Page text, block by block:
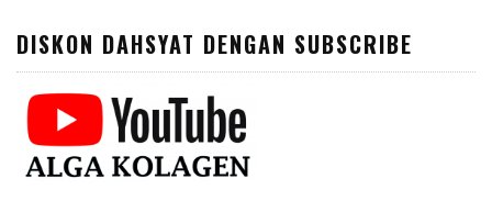
DISKON DAHSYAT DENGAN SUBSCRIBE